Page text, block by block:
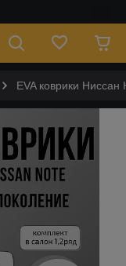
EVA коврики